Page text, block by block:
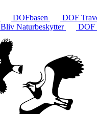
DOFbasen DOF
Bliv Naturbeskytter DOF